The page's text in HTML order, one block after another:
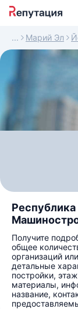
Марий Эл
Получите
общее
организаций
детальные
постройки,
материалы,
название,